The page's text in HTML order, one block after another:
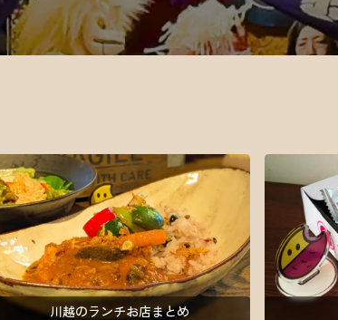
川越のランチお店まとめ